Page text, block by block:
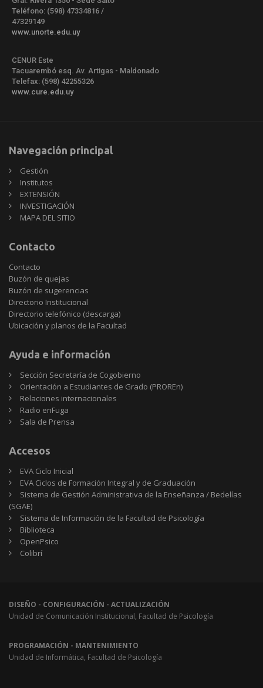
Teléfono: (598) 47334816 /
47329149
www.unorte.edu.uy
CENUR Este
Tacuarembó esq. Av. Artigas - Maldonado
Telefax: (598) 42255326
www.cure.edu.uy
Navegación principal
Gestión
Institutos
EXTENSIÓN
INVESTIGACIÓN
MAPA DEL SITIO
Contacto
Contacto
Buzón de quejas
Buzón de sugerencias
Directorio Institucional
Directorio telefónico (descarga)
Ubicación y planos de la Facultad
Ayuda e información
Sección Secretaría de Cogobierno
Orientación a Estudiantes de Grado (PROREn)
Relaciones internacionales
Radio enFuga
Sala de Prensa
Accesos
EVA Ciclo Inicial
EVA Ciclos de Formación Integral y de Graduación
Sistema de Gestión Administrativa de la Enseñanza / Bedelías
(SGAE)
Sistema de Información de la Facultad de Psicología
Biblioteca
OpenPsico
Colibrí
DISEÑO - CONFIGURACIÓN - ACTUALIZACIÓN
Unidad de Comunicación Institucional, Facultad de Psicología
PROGRAMACIÓN - MANTENIMIENTO
Unidad de Informática, Facultad de Psicología